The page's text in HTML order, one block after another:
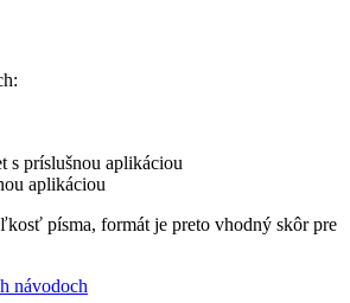
s príslušnou aplikáciou
aplikáciou
písma, formát je preto vhodný skôr pre
návodoch